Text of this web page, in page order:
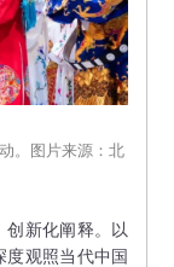
。图片来源：北
新化阐释。以
观照当代中国